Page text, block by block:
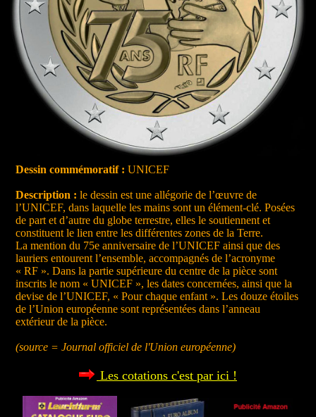
Dessin commémoratif : UNICEF
Description : le dessin est une allégorie de l’œuvre de
l’UNICEF, dans laquelle les mains sont un élément-clé. Posées
de part et d’autre du globe terrestre, elles le soutiennent et
constituent le lien entre les différentes zones de la Terre.
La mention du 75e anniversaire de l’UNICEF ainsi que des
lauriers entourent l’ensemble, accompagnés de l’acronyme
« RF ». Dans la partie supérieure du centre de la pièce sont
inscrits le nom « UNICEF », les dates concernées, ainsi que la
devise de l’UNICEF, « Pour chaque enfant ». Les douze étoiles
de l’Union européenne sont représentées dans l’anneau
extérieur de la pièce.
(source = Journal officiel de l'Union européenne)
Les cotations c'est par ici !